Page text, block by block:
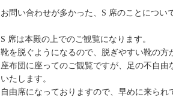
お問い合わせが多かった、S 席のことについ
S 席は本殿の上でのご観覧になります。
靴を脱ぐようになるので、脱ぎやすい靴の方
座布団に座ってのご観覧ですが、足の不自由
いたします。
自由席になっておりますので、早めに来られ